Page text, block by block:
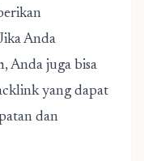
Anda
Anda juga bisa
yang dapat
dan